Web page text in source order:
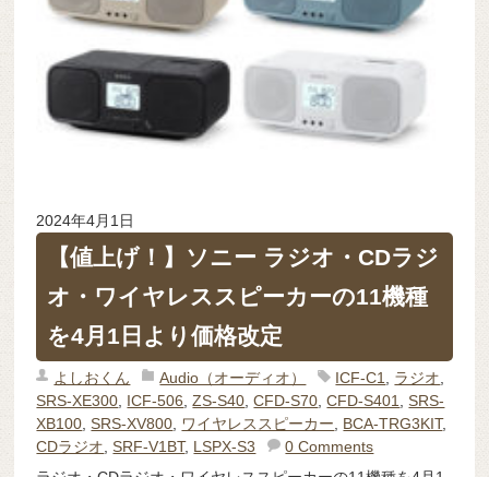
2024年4月1日
【値上げ！】ソニー ラジオ・CDラジ
オ・ワイヤレススピーカーの11機種
を4月1日より価格改定
よしおくん Audio（オーディオ） ICF-C1 ラジオ
SRS-XE300 ICF-506 ,ZS-S40 ,CFD-S70 ,CFD-S401 ,SRS-
XB100 ,SRS-XV800 ワイヤレススピーカー BCA-TRG3KIT,
CDラジオ ,SRF-V1BT, LSPX-S3
0 Comments